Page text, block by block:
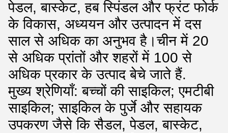
पेडल, बास्केट, हब स्पिंडल और फ्रंट फोर्क
के विकास, अध्ययन और उत्पादन में दस
साल से अधिक का अनुभव है।चीन में 20
से अधिक प्रांतों और शहरों में 100 से
अधिक प्रकार के उत्पाद बेचे जाते हैं.
मुख्य श्रेणियाँ: बच्चों की साइकिल; एमटीबी
साइकिल; साइकिल के पुर्जे और सहायक
उपकरण जैसे कि सैडल, पेडल, बास्केट,